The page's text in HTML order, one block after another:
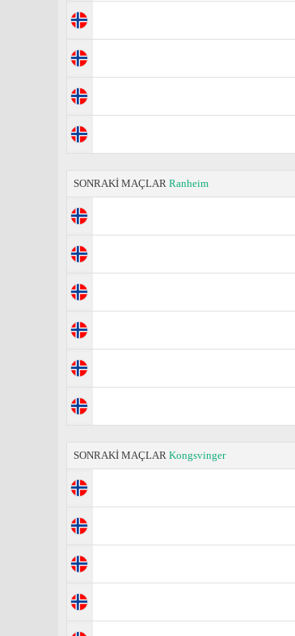
SONRAKİ MAÇLAR Ranheim
SONRAKİ MAÇLAR Kongsvinger